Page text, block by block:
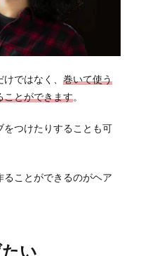
ではなく、 巻いて使う
ことができます。
つけたりすることも可
ことができるのがヘア
い